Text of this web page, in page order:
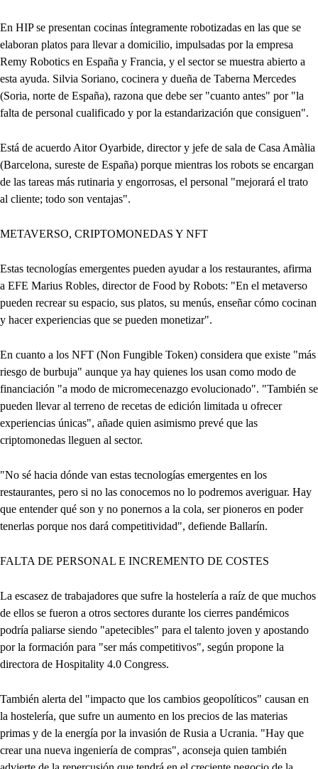
En HIP se presentan cocinas íntegramente robotizadas en las que se
elaboran platos para llevar a domicilio, impulsadas por la empresa
Remy Robotics en España y Francia, y el sector se muestra abierto a
esta ayuda. Silvia Soriano, cocinera y dueña de Taberna Mercedes
(Soria, norte de España), razona que debe ser "cuanto antes" por "la
falta de personal cualificado y por la estandarización que consiguen".
Está de acuerdo Aitor Oyarbide, director y jefe de sala de Casa Amàlia
(Barcelona, sureste de España) porque mientras los robots se encargan
de las tareas más rutinaria y engorrosas, el personal "mejorará el trato
al cliente; todo son ventajas".
METAVERSO, CRIPTOMONEDAS Y NFT
Estas tecnologías emergentes pueden ayudar a los restaurantes, afirma
a EFE Marius Robles, director de Food by Robots: "En el metaverso
pueden recrear su espacio, sus platos, su menús, enseñar cómo cocinan
y hacer experiencias que se pueden monetizar".
En cuanto a los NFT (Non Fungible Token) considera que existe "más
riesgo de burbuja" aunque ya hay quienes los usan como modo de
financiación "a modo de micromecenazgo evolucionado". "También se
pueden llevar al terreno de recetas de edición limitada u ofrecer
experiencias únicas", añade quien asimismo prevé que las
criptomonedas lleguen al sector.
"No sé hacia dónde van estas tecnologías emergentes en los
restaurantes, pero si no las conocemos no lo podremos averiguar. Hay
que entender qué son y no ponernos a la cola, ser pioneros en poder
tenerlas porque nos dará competitividad", defiende Ballarín.
FALTA DE PERSONAL E INCREMENTO DE COSTES
La escasez de trabajadores que sufre la hostelería a raíz de que muchos
de ellos se fueron a otros sectores durante los cierres pandémicos
podría paliarse siendo "apetecibles" para el talento joven y apostando
por la formación para "ser más competitivos", según propone la
directora de Hospitality 4.0 Congress.
También alerta del "impacto que los cambios geopolíticos" causan en
la hostelería, que sufre un aumento en los precios de las materias
primas y de la energía por la invasión de Rusia a Ucrania. "Hay que
crear una nueva ingeniería de compras", aconseja quien también